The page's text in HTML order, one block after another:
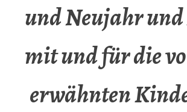
und Neujahr und
mit und für die
erwähnten